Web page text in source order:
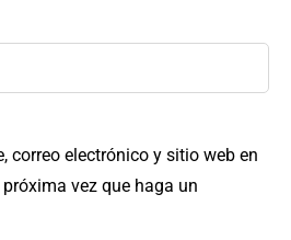
correo electrónico y sitio web en
vez que haga un